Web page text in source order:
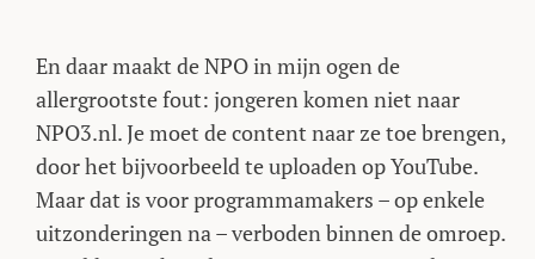
En daar maakt de NPO in mijn ogen de
allergrootste fout: jongeren komen niet naar
NPO3.nl. Je moet de content naar ze toe brengen,
door het bijvoorbeeld te uploaden op YouTube.
Maar dat is voor programmamakers – op enkele
uitzonderingen na – verboden binnen de omroep.